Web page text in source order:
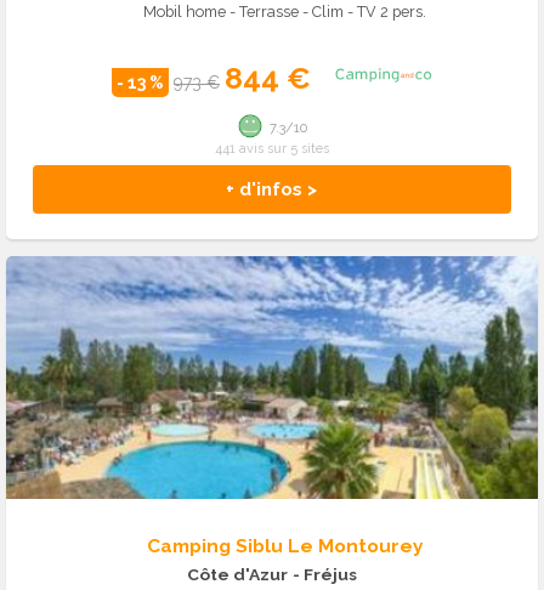
Mobil home - Terrasse - Clim - TV 2 pers.
- 13 % 973 € 844 €
+ d'infos >
7.3/10
441 avis sur 5 sites
Camping Siblu Le Montourey
Côte d'Azur - Fréjus